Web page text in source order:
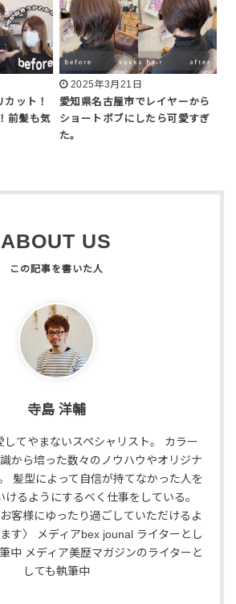
カット！
前髪も気
2025年3月21日
愛知県名古屋市でレイヤーから
ショートボブにしたら可愛すぎ
た。
ABOUT US
寺島 洋輔
してやまないスペシャリスト。 カラー
から培った数々のノウハウやオリジナ
髪型によって自信が持てなかった人を
けるようにするべく仕事をしている。
お客様にゆったり過ごしていただけるよ
す〉 メディアbex jounal ライターとし
中 メディア美歴マガジンのライターと
しても執筆中